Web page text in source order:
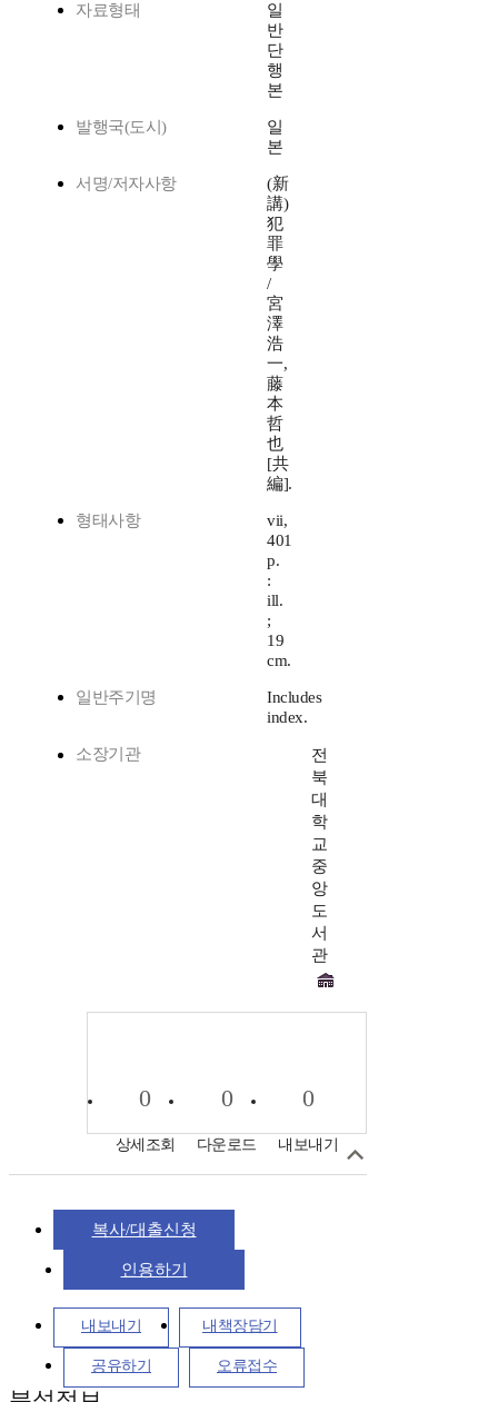
자료형태
일
반
단
행
본
발행국(도시)
일
본
서명/저자사항
(新
講)
犯
罪
學
/
宮
澤
浩
一,
藤
本
哲
也
[共
編].
형태사항
vii,
401
p.
:
ill.
;
19
cm.
일반주기명
Includes
index.
소장기관
전
북
대
학
교
중
앙
도
서
관
0
상세조회
0
다운로드
0
내보내기
복사/대출신청
인용하기
내보내기 내책장담기
공유하기 오류접수